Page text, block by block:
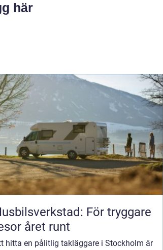
här
För tryggare
året runt
hitta en pålitlig takläggare i Stockholm är